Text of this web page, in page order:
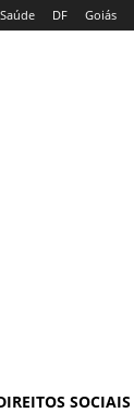
Saúde DF Goiás
SOCIAIS